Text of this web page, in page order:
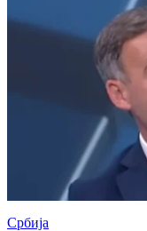
Србија